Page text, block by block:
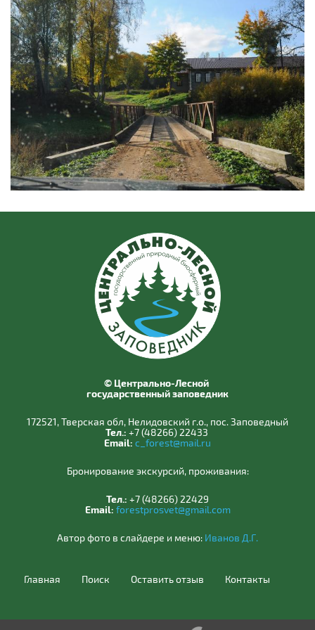
© Центрально-Лесной
государственный заповедник
172521, Тверская обл, Нелидовский г.о., пос. Заповедный
Тел.: +7 (48266) 22433
Email: c_forest@mail.ru
Бронирование экскурсий, проживания:
Тел.: +7 (48266) 22429
Email: forestprosvet@gmail.com
Автор фото в слайдере и меню: Иванов Д.Г.
Главная Поиск Оставить отзыв Контакты